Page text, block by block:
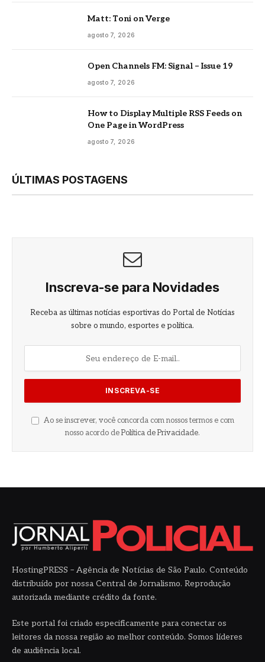
Matt: Toni on Verge
agosto 7, 2026
Open Channels FM: Signal – Issue 19
agosto 7, 2026
How to Display Multiple RSS Feeds on
One Page in WordPress
agosto 7, 2026
ÚLTIMAS POSTAGENS
Inscreva-se para Novidades
Receba as últimas notícias esportivas do Portal de Notícias
sobre o mundo, esportes e política.
Ao se inscrever, você concorda com nossos termos e com
nosso acordo de Política de Privacidade.
HostingPRESS – Agência de Notícias de São Paulo. Conteúdo
distribuído por nossa Central de Jornalismo. Reprodução
autorizada mediante crédito da fonte.
Este portal foi criado especificamente para conectar os
leitores da nossa região ao melhor conteúdo. Somos líderes
de audiência local.